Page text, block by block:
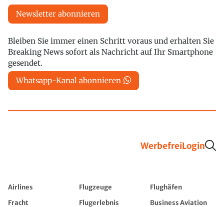
Newsletter abonnieren
Bleiben Sie immer einen Schritt voraus und erhalten Sie
Breaking News sofort als Nachricht auf Ihr Smartphone
gesendet.
Whatsapp-Kanal abonnieren
WerbefreiLogin
Airlines Flugzeuge
Flughäfen
Fracht
Flugerlebnis
Business Aviation